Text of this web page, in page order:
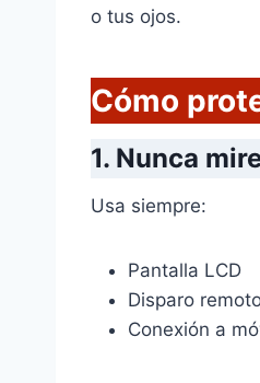
o tus ojos.
Cómo
1. Nunca
Usa siempre:
Pantalla LCD
Disparo
Conexión a